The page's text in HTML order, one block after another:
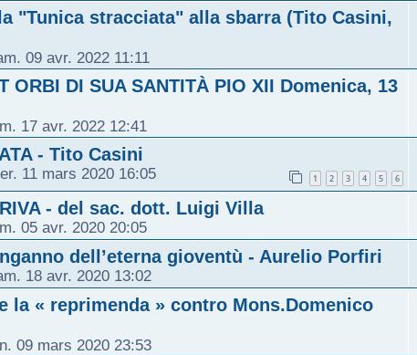
"Tunica stracciata" alla sbarra (Tito Casini,
09 avr. 2022 11:11
ORBI DI SUA SANTITÀ PIO XII Domenica, 13
17 avr. 2022 12:41
- Tito Casini
11 mars 2020 16:05 1 2 3 4 5 6
- del sac. dott. Luigi Villa
05 avr. 2020 20:05
dell’eterna gioventù - Aurelio Porfiri
18 avr. 2020 13:02
la « reprimenda » contro Mons.Domenico
09 mars 2020 23:53